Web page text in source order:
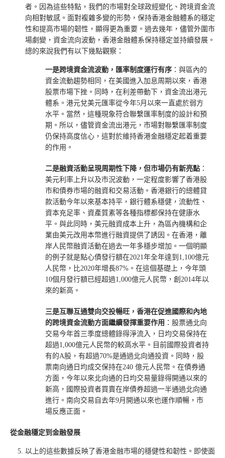
者。因為這些特點，我們的市場對全球政經變化、跨境資金流
向相對敏感。面對複雜多變的形勢，保持香港金融體系的穩定
性和提高市場的韌性，顯得更為重要。過去幾年，儘管外圍市
場劇變，資金流向波動，香港金融體系保持穩定並持續發展。
總的來說我們有以下幾點觀察：
一是跨境資金流波動 ， 匯率制度運行有序 ：與區內的
資金流動趨勢相同，在美國進入加息周期以來，香港
股票市場下挫。同時，在利差帶動下，資金流出港元
體系。港元兌美元匯率從今年5月以來一直處於弱方
水平。當然，這種現象符合聯繫匯率制度的設計和預
期。所以，儘管資金流出港元，市場對聯繫匯率制度
仍保持高度信心，這對於維持香港金融穩定起着重要
的作用。
二是融資活動呈現周期性下降 ， 但市場仍有新亮點 ：
美元利率上升以及市況波動，一定程度影響了香港股
市和債券市場的融資和交易活動。香港銀行的總體貸
款活動今年以來基本持平，銀行體系穩健，流動性、
資本充足率、資產質素等各種指標都保持在健康水
平。與此同時，美元融資成本上升，為區內機構和企
業由美元改用本幣進行融資提供了誘因。在香港，離
岸人民幣融資活動在過去一年多穩步增加。一個明顯
的例子就是點心債發行額在2021年全年達到1,100億元
人民幣，比2020年增長87%。在這個基礎上，今年頭
10個月發行額已經超過1,000億元人民幣，創2014年以
來的新高。
三是互聯互通雙向交投暢旺 ， 香港在促進國際和內地
的跨境資金流動方面繼續發揮重要作用 ：股票通北向
交易今年首三季度總體錄得淨流入，日均交易保持在
超過1,000億元人民幣的較高水平。目前國際投資者持
有的A股，有超過70%是通過北向通投資。同時，股
票南向通日均成交保持在240 億元人民幣。在債券通
方面，今年以來北向通的日均交易量錄得開通以來的
新高，國際投資者買賣在岸債券超過一半通過北向通
進行。南向交易自去年9月開通以來也運作順暢，市
場反應正面。
從金融穩定到金融發展
以上的這些數據反映了香港金融市場的穩健性和韌性。即使面